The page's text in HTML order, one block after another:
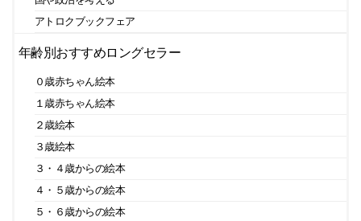
アトロクブックフェア
年齢別おすすめロングセラー
０歳赤ちゃん絵本
１歳赤ちゃん絵本
２歳絵本
３歳絵本
３・４歳からの絵本
４・５歳からの絵本
５・６歳からの絵本